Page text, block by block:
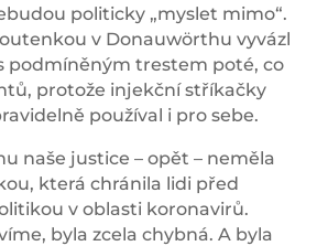
politicky „myslet mimo“.
v Donauwörthu vyvázl
podmíněným trestem poté, co
protože injekční stříkačky
používal i pro sebe.
naše justice – opět – neměla
která chránila lidi před
v oblasti koronavirů.
byla zcela chybná. A byla